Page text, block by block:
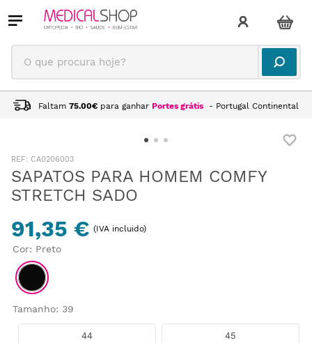
O que procura hoje?
Faltam 75.00€ para ganhar Portes grátis - Portugal Continental
: CA0206003
SAPATOS PARA HOMEM COMFY
STRETCH SADO
91,35 € (IVA incluido)
Cor: Preto
Tamanho: 39
44 45